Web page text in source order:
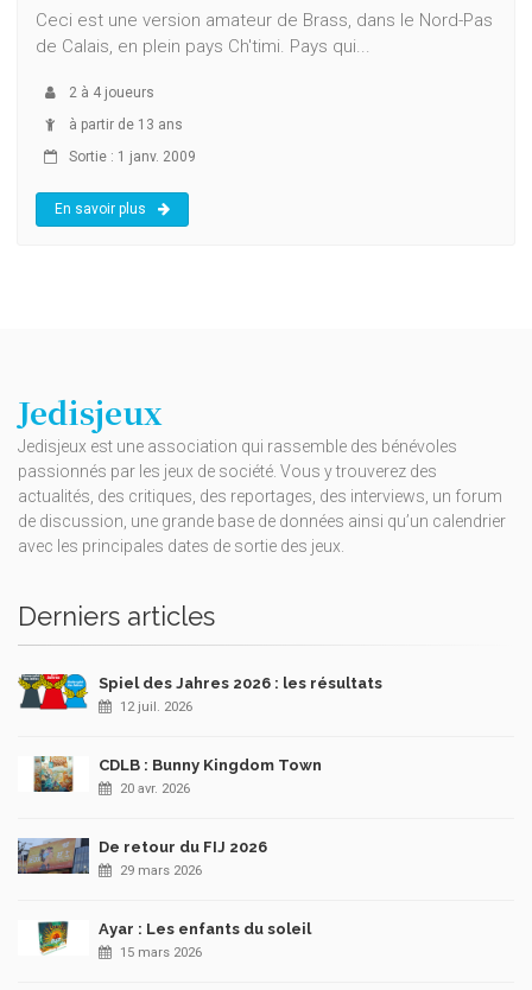
Ceci est une version amateur de Brass, dans le Nord-Pas
de Calais, en plein pays Ch'timi. Pays qui...
2 à 4 joueurs
à partir de 13 ans
Sortie : 1 janv. 2009
En savoir plus
Jedisjeux
Jedisjeux est une association qui rassemble des bénévoles
passionnés par les jeux de société. Vous y trouverez des
actualités, des critiques, des reportages, des interviews, un forum
de discussion, une grande base de données ainsi qu’un calendrier
avec les principales dates de sortie des jeux.
Derniers articles
Spiel des Jahres 2026 : les résultats
12 juil. 2026
CDLB : Bunny Kingdom Town
20 avr. 2026
De retour du FIJ 2026
29 mars 2026
Ayar : Les enfants du soleil
15 mars 2026